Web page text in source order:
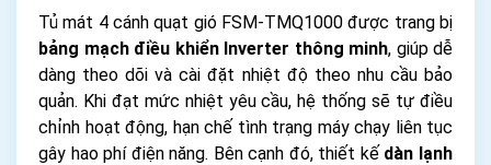
Tủ mát 4 cánh quạt gió FSM-TMQ1000 được trang bị
bảng mạch điều khiển Inverter thông minh, giúp dễ
dàng theo dõi và cài đặt nhiệt độ theo nhu cầu bảo
quản. Khi đạt mức nhiệt yêu cầu, hệ thống sẽ tự điều
chỉnh hoạt động, hạn chế tình trạng máy chạy liên tục
gây hao phí điện năng. Bên cạnh đó, thiết kế dàn lạnh